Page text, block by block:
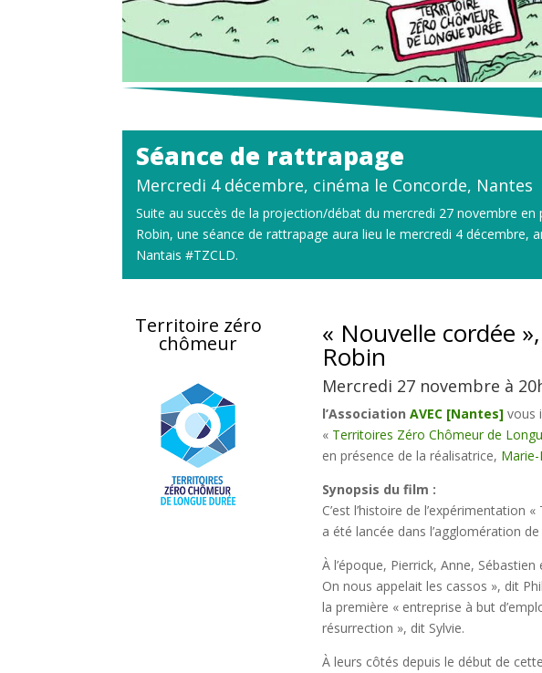
Séance de rattrapage
Mercredi 4 décembre, cinéma le Concorde, Nantes
Suite au succès de la projection/débat du mercredi 27 novembre
Robin, une séance de rattrapage aura lieu le mercredi 4 décembre,
Nantais #TZCLD.
Territoire zéro
chômeur « Nouvelle cordée
Robin
Mercredi 27 novembre à
l’AssociationAVEC [Nantes] vous
« Territoires Zéro Chômeur de
en présence de la réalisatrice,
Synopsis du film :
C’est l’histoire de
a été lancée dans l’agglomération
À l’époque, Pierrick, Anne,
On nous appelait les cassos », dit
la première « entreprise à but
résurrection », dit Sylvie.
À leurs côtés depuis le début de